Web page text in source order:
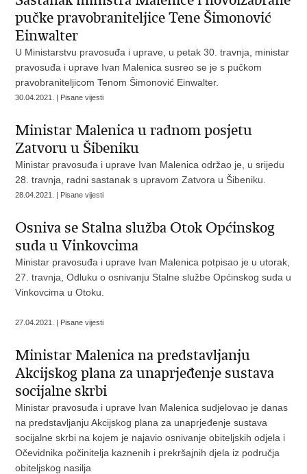
pučke pravobraniteljice Tene Šimonović
Einwalter
U Ministarstvu pravosuđa i uprave, u petak 30. travnja, ministar
pravosuđa i uprave Ivan Malenica susreo se je s pučkom
pravobraniteljicom Tenom Šimonović Einwalter.
30.04.2021. | Pisane vijesti
Ministar Malenica u radnom posjetu
Zatvoru u Šibeniku
Ministar pravosuđa i uprave Ivan Malenica održao je, u srijedu
28. travnja, radni sastanak s upravom Zatvora u Šibeniku.
28.04.2021. | Pisane vijesti
Osniva se Stalna služba Otok Općinskog
suda u Vinkovcima
Ministar pravosuđa i uprave Ivan Malenica potpisao je u utorak,
27. travnja, Odluku o osnivanju Stalne službe Općinskog suda u
Vinkovcima u Otoku.
27.04.2021. | Pisane vijesti
Ministar Malenica na predstavljanju
Akcijskog plana za unaprjeđenje sustava
socijalne skrbi
Ministar pravosuđa i uprave Ivan Malenica sudjelovao je danas
na predstavljanju Akcijskog plana za unaprjeđenje sustava
socijalne skrbi na kojem je najavio osnivanje obiteljskih odjela i
Očevidnika počinitelja kaznenih i prekršajnih djela iz područja
obiteljskog nasilja